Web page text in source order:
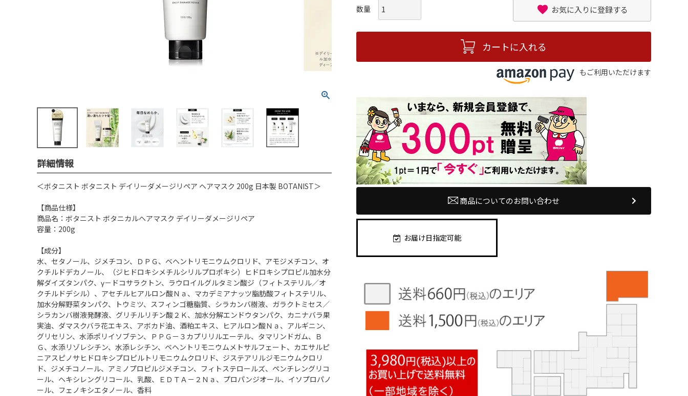
詳細情報
＜ボタニスト ボタニスト デイリーダメージリペア ヘアマスク 200g 日本製 BOTANIST＞
【商品仕様】
商品名：ボタニスト ボタニカルヘアマスク デイリーダメージリペア
容量：200g
【成分】
水、セタノール、ジメチコン、ＤＰＧ、ベヘントリモニウムクロリド、アモジメチコン、オ
クチルドデカノール、（ジヒドロキシメチルシリルプロポキシ）ヒドロキシプロピル加水分
解ダイズタンパク、γ－ドコサラクトン、ラウロイルグルタミン酸ジ（フィトステリル／オ
クチルドデシル）、アセチルヒアルロン酸Ｎａ、マカデミアナッツ脂肪酸フィトステリル、
加水分解野菜タンパク、トウミツ、スフィンゴ糖脂質、シラカンバ樹液、ガラクトミセス／
シラカンバ樹液発酵液、グリチルリチン酸２Ｋ、加水分解エンドウタンパク、カニナバラ果
実油、ダマスクバラ花エキス、アボカド油、酒粕エキス、ヒアルロン酸Ｎａ、アルギニン、
グリセリン、水添ポリイソブテン、ＰＰＧ－３カプリリルエーテル、タマリンドガム、Ｂ
Ｇ、水添リゾレシチン、水添レシチン、ベヘントリモニウムメトサルフェート、カエサルピ
ニアスピノサヒドロキシプロピルトリモニウムクロリド、ジステアリルジモニウムクロリ
ド、ジメチコノール、アミノプロピルジメチコン、フィトステロールズ、ペンチレングリコ
ール、ヘキシレングリコール、乳酸、ＥＤＴＡ－２Ｎａ、プロパンジオール、イソプロパノ
ール、フェノキシエタノール、香料
お気に入りに登録する
カートに入れる
もご利用いただけます
商品についてのお問い合わせ
お届け日指定可能